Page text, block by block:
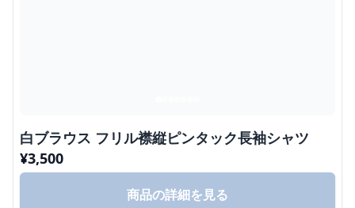
白ブラウス フリル襟縦ピンタック長袖シャツ
¥3,500
商品の詳細を見る